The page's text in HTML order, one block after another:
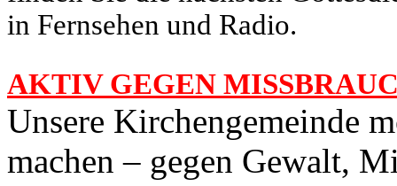
in Fernsehen und Radio.
AKTIV GEGEN
Unsere Kirchengemeinde
machen – gegen Gewalt,